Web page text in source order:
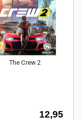
The Crew 2
12,95